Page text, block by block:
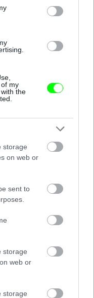
my
the
storage
on web or
sent to
storage
web or
storage